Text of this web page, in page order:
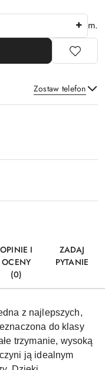
m.
Zostaw telefon
OPINIE I
OCENY
(0)
ZADAJ
PYTANIE
z najlepszych,
do klasy
trzymanie, wysoką
ją idealnym